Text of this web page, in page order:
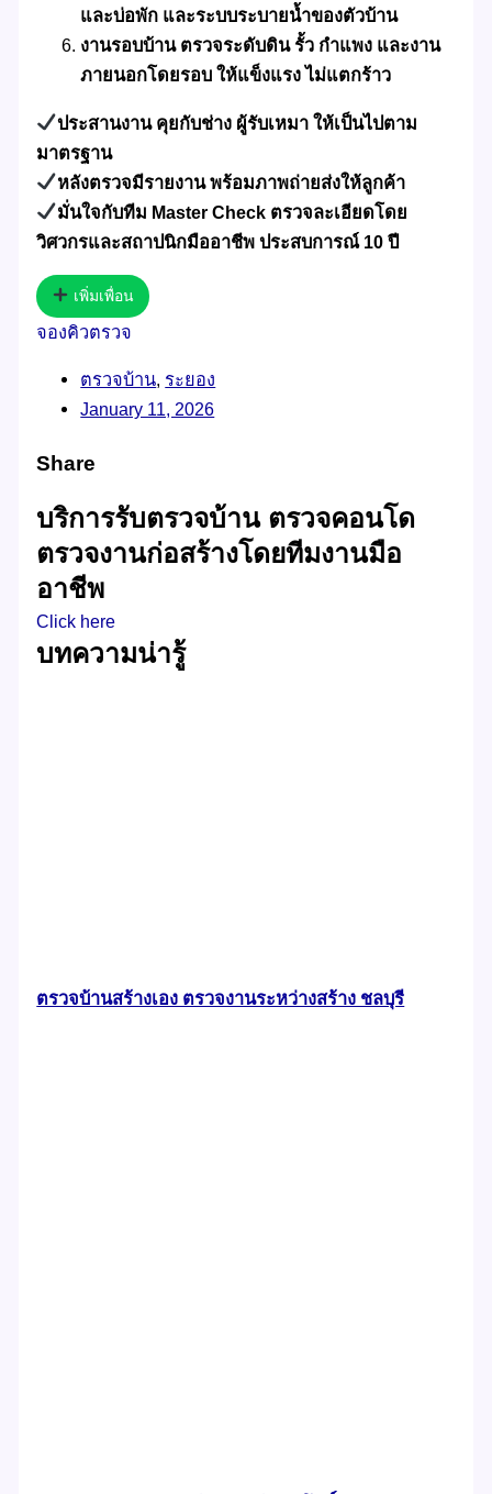
และบ่อพัก และระบบระบายน้ำของตัวบ้าน
งานรอบบ้าน ตรวจระดับดิน รั้ว กำแพง และงาน
ภายนอกโดยรอบ ให้แข็งแรง ไม่แตกร้าว
ประสานงาน คุยกับช่าง ผู้รับเหมา ให้เป็นไปตาม
มาตรฐาน
หลังตรวจมีรายงาน พร้อมภาพถ่ายส่งให้ลูกค้า
มั่นใจกับทีม Master Check ตรวจละเอียดโดย
วิศวกรและสถาปนิกมืออาชีพ ประสบการณ์ 10 ปี
เพิ่มเพื่อน
จองคิวตรวจ
ตรวจบ้าน, ระยอง
January 11, 2026
Share
บริการรับตรวจบ้าน ตรวจคอนโด
ตรวจงานก่อสร้างโดยทีมงานมือ
อาชีพ
Click here
บทความน่ารู้
ตรวจบ้านสร้างเอง ตรวจงานระหว่างสร้าง ชลบุรี